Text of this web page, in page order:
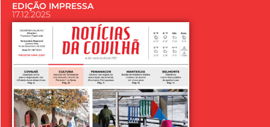
EDIÇÃO IMPRESSA
17.12.2025